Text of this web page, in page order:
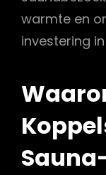
warmte en
investering